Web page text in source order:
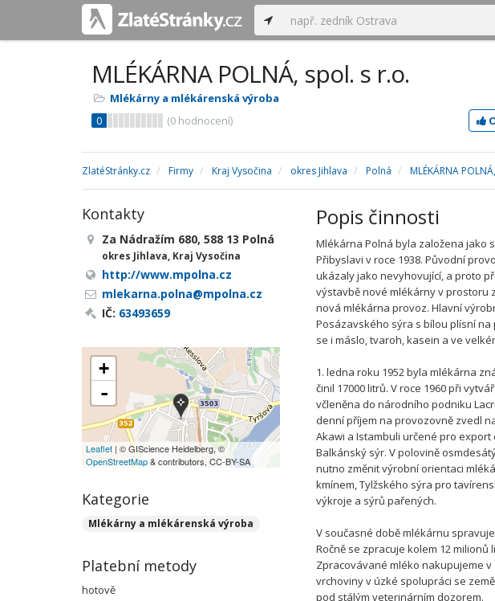
MLÉKÁRNA POLNÁ, spol. s r.o.
Mlékárny a mlékárenská výroba
0
(0 hodnocení)
ZlatéStránky.cz Firmy Kraj Vysočina okres Jihlava Polná MLÉKÁRNA
Popis činnosti
Mlékárna Polná byla založena jako
Přibyslavi v roce 1938. Původní
ukázaly jako nevyhovující, a proto
výstavbě nové mlékárny v prostoru
nová mlékárna provoz. Hlavní
Posázavského sýra s bílou plísní
se i máslo, tvaroh, kasein a ve
1. ledna roku 1952 byla mlékárna
činil 17000 litrů. V roce 1960 při
včleněna do národního podniku
denní příjem na provozovně zvedl
Akawi a Istambuli určené pro
Balkánský sýr. V polovině
nutno změnit výrobní orientaci
kmínem, Tylžského sýra pro
výkroje a sýrů pařených.
V současné době mlékárnu
Ročně se zpracuje kolem 12
Zpracovávané mléko nakupujeme
vrchoviny v úzké spolupráci se
pod stálým veterinárním dozorem.
Kontakty
Za Nádražím 680, 588 13 Polná
okres Jihlava, Kraj Vysočina
http://www.mpolna.cz
mlekarna.polna@mpolna.cz
IČ: 63493659
+
-
Leaflet | © GIScience Heidelberg, ©
OpenStreetMap& contributors, CC-BY-SA
Kategorie
Mlékárny a mlékárenská výroba
Platební metody
hotově